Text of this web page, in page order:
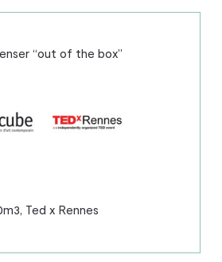
“out of the box”
Ted x Rennes